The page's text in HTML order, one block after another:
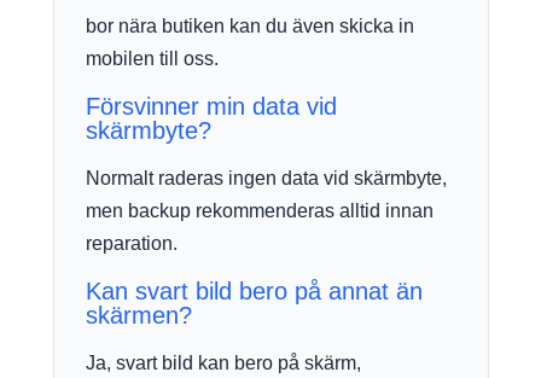
bor nära butiken kan du även skicka in
mobilen till oss.
Försvinner min data vid
skärmbyte?
Normalt raderas ingen data vid skärmbyte,
men backup rekommenderas alltid innan
reparation.
Kan svart bild bero på annat än
skärmen?
Ja, svart bild kan bero på skärm,